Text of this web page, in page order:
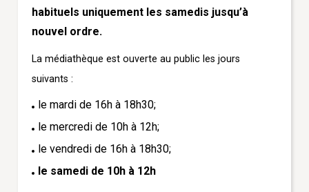
habituels uniquement les samedis jusqu’à
nouvel ordre.
La médiathèque est ouverte au publicles jours
suivants :
le mardi de 16h à 18h30;
le mercredi de 10h à 12h;
le vendredi de 16h à 18h30;
le samedi de 10h à 12h